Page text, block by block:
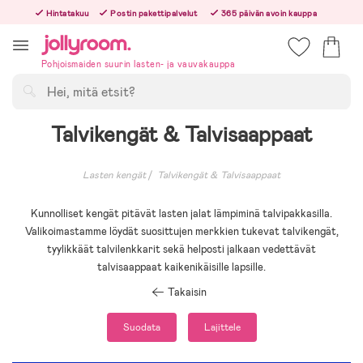
Hoppa
innehållet
Hintatakuu Postin pakettipalvelut
365 päivän avoin kauppa
Tilaa arkisin ennen klo 13.00 – lähetämme tilauksen jo samana päivänä!
Pohjoismaiden suurin lasten- ja vauvakauppa
Talvikengät & Talvisaappaat
Lasten kengät Talvikengät & Talvisaappaat
Kunnolliset kengät pitävät lasten jalat lämpiminä talvipakkasilla.
Valikoimastamme löydät suosittujen merkkien tukevat talvikengät,
tyylikkäät talvilenkkarit sekä helposti jalkaan vedettävät
talvisaappaat kaikenikäisille lapsille.
Takaisin
Suodata Lajittele